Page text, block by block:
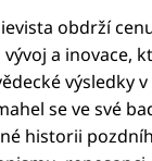
obdrží
a inovace,
výsledky v
se ve své
historii